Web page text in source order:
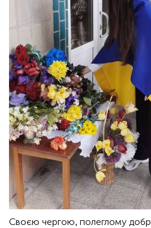
Своєю чергою, полеглому